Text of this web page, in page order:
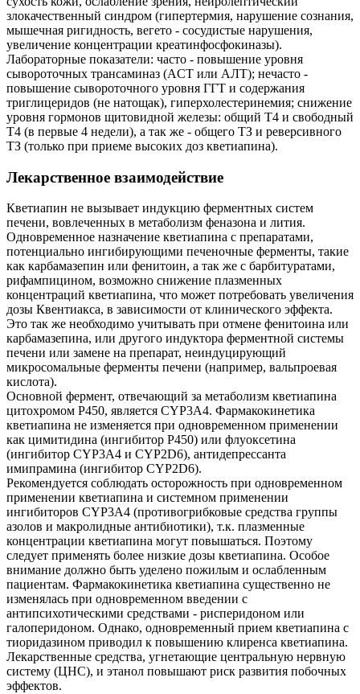
злокачественный синдром (гипертермия, нарушение сознания,
мышечная ригидность, вегето - сосудистые нарушения,
увеличение концентрации креатинфосфокиназы).
Лабораторные показатели: часто - повышение уровня
сывороточных трансаминаз (ACT или AЛT); нечасто -
повышение сывороточного уровня ГГТ и содержания
триглицеридов (не натощак), гиперхолестеринемия; снижение
уровня гормонов щитовидной железы: общий Т4 и свободный
Т4 (в первые 4 недели), а так же - общего ТЗ и реверсивного
ТЗ (только при приеме высоких доз кветиапина).
Лекарственное взаимодействие
Кветиапин не вызывает индукцию ферментных систем
печени, вовлеченных в метаболизм феназона и лития.
Одновременное назначение кветиапина с препаратами,
потенциально ингибирующими печеночные ферменты, такие
как карбамазепин или фенитоин, а так же с барбитуратами,
рифампицином, возможно снижение плазменных
концентраций кветиапина, что может потребовать увеличения
дозы Квентиакса, в зависимости от клинического эффекта.
Это так же необходимо учитывать при отмене фенитоина или
карбамазепина, или другого индуктора ферментной системы
печени или замене на препарат, неиндуцирующий
микросомальные ферменты печени (например, вальпроевая
кислота).
Основной фермент, отвечающий за метаболизм кветиапина
цитохромом Р450, является CYP3A4. Фармакокинетика
кветиапина не изменяется при одновременном применении
как цимитидина (ингибитор Р450) или флуоксетина
(ингибитор CYP3A4 и CYP2D6), антидепрессанта
имипрамина (ингибитор CYP2D6).
Рекомендуется соблюдать осторожность при одновременном
применении кветиапина и системном применении
ингибиторов CYP3A4 (противогрибковые средства группы
азолов и макролидные антибиотики), т.к. плазменные
концентрации кветиапина могут повышаться. Поэтому
следует применять более низкие дозы кветиапина. Особое
внимание должно быть уделено пожилым и ослабленным
пациентам. Фармакокинетика кветиапина существенно не
изменялась при одновременном введении с
антипсихотическими средствами - рисперидоном или
галоперидоном. Однако, одновременный прием кветиапина с
тиоридазином приводил к повышению клиренса кветиапина.
Лекарственные средства, угнетающие центральную нервную
систему (ЦНС), и этанол повышают риск развития побочных
эффектов.